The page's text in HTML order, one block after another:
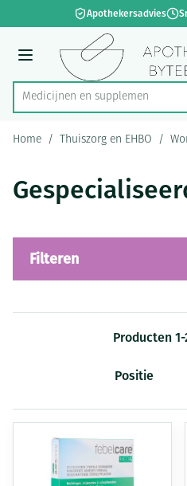
Ga naar de inhoudApothekersadvies
Menu
Product, merk, categorie...
Me
Home / Thuiszorg en EHBO /
Filteren
Producten 1-
Sorteer op: